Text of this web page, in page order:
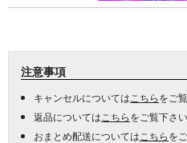
注意事項
キャンセルについては こちらをご
返品については こちらをご覧下さい
おまとめ配送については こちらを